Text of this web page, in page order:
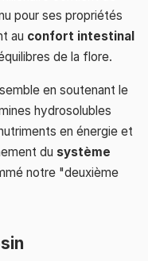
pour ses propriétés
au confort intestinal
de la flore.
en soutenant le
hydrosolubles
en énergie et
du système
notre "deuxième